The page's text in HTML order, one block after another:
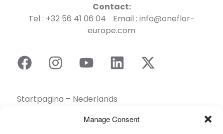
Manage Consent
Contact:
Tel : +32 56 41 06 04 Email : info@oneflor-
europe.com
Startpagina – Nederlands